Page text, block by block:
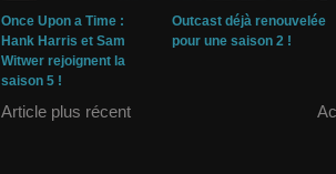
Once Upon a Time :
Hank Harris et Sam
Witwer rejoignent la
saison 5 !
Outcast déjà renouvelée
pour une saison 2 !
Article plus récent